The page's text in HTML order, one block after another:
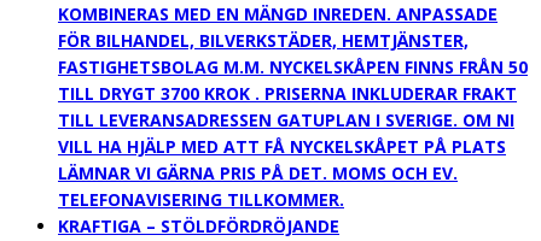
KOMBINERAS MED EN MÄNGD INREDEN. ANPASSADE
FÖR BILHANDEL, BILVERKSTÄDER, HEMTJÄNSTER,
FASTIGHETSBOLAG M.M. NYCKELSKÅPEN FINNS FRÅN 50
TILL DRYGT 3700 KROK . PRISERNA INKLUDERAR FRAKT
TILL LEVERANSADRESSEN GATUPLAN I SVERIGE. OM NI
VILL HA HJÄLP MED ATT FÅ NYCKELSKÅPET PÅ PLATS
LÄMNAR VI GÄRNA PRIS PÅ DET. MOMS OCH EV.
TELEFONAVISERING TILLKOMMER.
KRAFTIGA – STÖLDFÖRDRÖJANDE